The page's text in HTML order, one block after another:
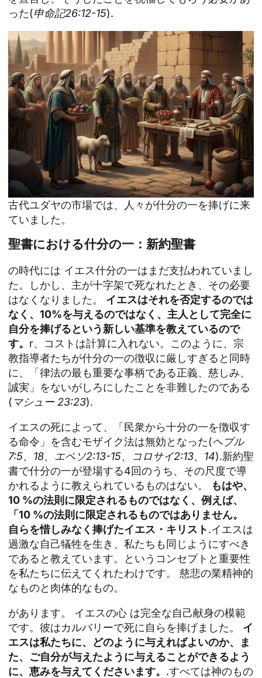
った(申命記26:12-15).
古代ユダヤの市場では、人々が什分の一を捧げに来
ていました。
聖書における什分の一：新約聖書
の時代には イエス什分の一はまだ支払われていまし
た。しかし、主が十字架で死なれたとき、その必要
はなくなりました。 イエスはそれを否定するのでは
なく、10%を与えるのではなく、主人として完全に
自分を捧げるという新しい基準を教えているので
す。 r、コストは計算に入れない。このように、宗
教指導者たちが什分の一の徴収に厳しすぎると同時
に、「律法の最も重要な事柄である正義、慈しみ、
誠実」をないがしろにしたことを非難したのである
( マシュー23:23).
イエスの死によって、「民衆から十分の一を徴収す
る命令」を含むモザイク法は無効となった(ヘブル
7:5、18、エペソ2:13-15、コロサイ2:13、14).新約聖
書で什分の一が登場する4回のうち、その尺度で導
かれるように教えられているものはない。
もはや、
10 %の法則に限定されるものではなく、例えば、
「10 %の法則に限定されるものではありません。
自らを惜しみなく捧げたイエス・キリスト.イエスは
過激な自己犠牲を生き、私たちも同じようにすべき
であると教えています。というコンセプトと重要性
を私たちに伝えてくれたわけです。 慈悲の業精神的
なものと肉体的なもの。
があります。 イエスの心 は完全な自己献身の模範
です。彼はカルバリーで死に自らを捧げました。 イ
エスは私たちに、どのように与えればよいのか、ま
た、ご自分が与えたように与えることができるよう
に、恵みを与えてくださいます。 .すべては神のもの